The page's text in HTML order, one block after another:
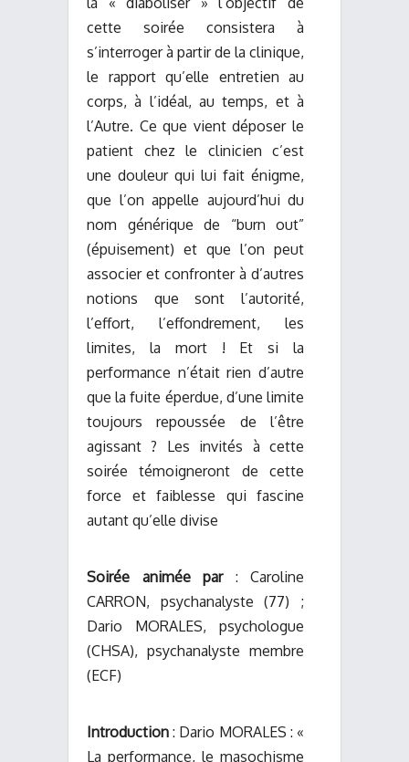
cette soirée consistera à
s’interroger à partir de la clinique,
le rapport qu’elle entretien au
corps, à l’idéal, au temps, et à
l’Autre. Ce que vient déposer le
patient chez le clinicien c’est
une douleur qui lui fait énigme,
que l’on appelle aujourd’hui du
nom générique de “burn out”
(épuisement) et que l’on peut
associer et confronter à d’autres
notions que sont l’autorité,
l’effort, l’effondrement, les
limites, la mort ! Et si la
performance n’était rien d’autre
que la fuite éperdue, d’une limite
toujours repoussée de l’être
agissant ? Les invités à cette
soirée témoigneront de cette
force et faiblesse qui fascine
autant qu’elle divise
Soirée animée par: Caroline
CARRON, psychanalyste (77) ;
Dario MORALES, psychologue
(CHSA), psychanalyste membre
(ECF)
Introduction : Dario MORALES : «
La performance, le masochisme